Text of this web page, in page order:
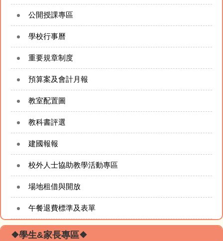
公開授課專區
學校行事曆
重要規章制度
預算案及會計月報
教室配置圖
教科書評選
建國報報
校外人士協助教學活動專區
場地租借與開放
午餐退費標準及表單
❖學生&家長專區❖